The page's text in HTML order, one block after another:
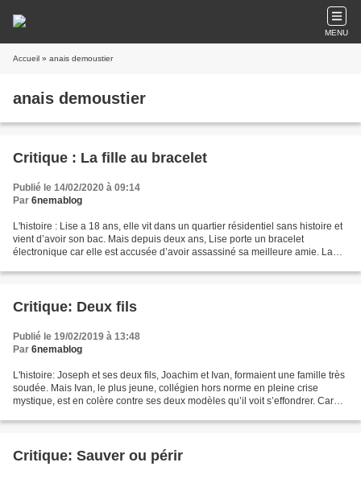
MENU
Accueil » anais demoustier
anais demoustier
Critique : La fille au bracelet
Publié le 14/02/2020 à 09:14
Par 6nemablog
L'histoire : Lise a 18 ans, elle vit dans un quartier résidentiel sans histoire et
vient d’avoir son bac. Mais depuis deux ans, Lise porte un bracelet
électronique car elle est accusée d’avoir assassiné sa meilleure amie. La
Critique: Deux fils
Publié le 19/02/2019 à 13:48
Par 6nemablog
L'histoire: Joseph et ses deux fils, Joachim et Ivan, formaient une famille très
soudée. Mais Ivan, le plus jeune, collégien hors norme en pleine crise
mystique, est en colère contre ses deux modèles qu’il voit s’effondrer. Car
Critique: Sauver ou périr